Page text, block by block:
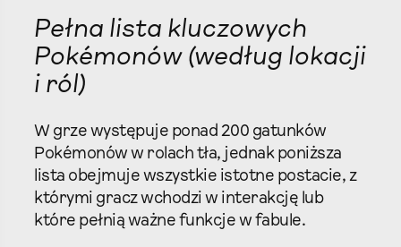
Pełna lista kluczowych
Pokémonów (według lokacji
i ról)
W grze występuje ponad 200 gatunków
Pokémonów w rolach tła, jednak poniższa
lista obejmuje wszystkie istotne postacie, z
którymi gracz wchodzi w interakcję lub
które pełnią ważne funkcje w fabule.